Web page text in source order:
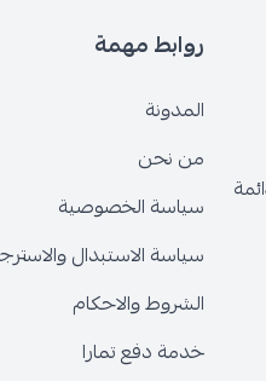
روابط مهمة
المدونة
من نحن
سياسة الخصوصية
سياسة الاستبدال
الشروط والاحكام
خدمة دفع تمارا